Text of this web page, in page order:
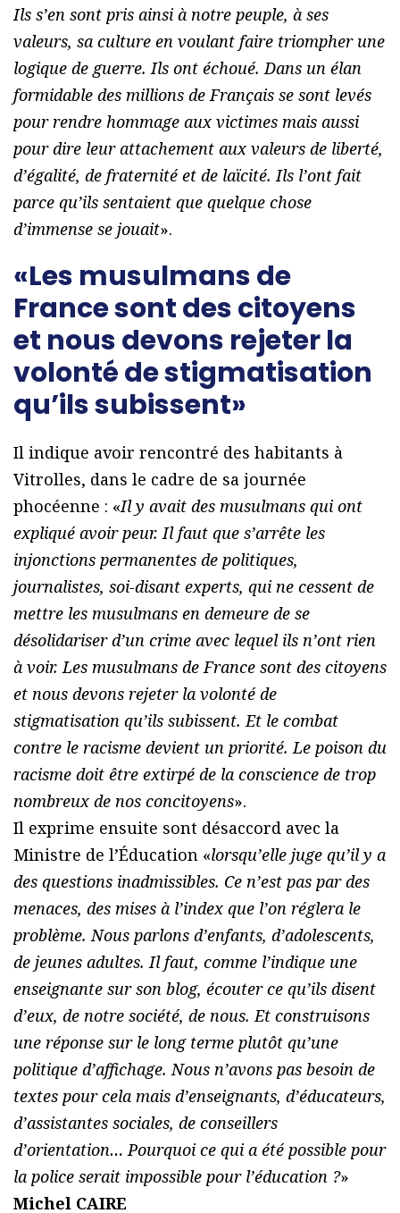
Ils s’en sont pris ainsi à notre peuple, à ses
valeurs, sa culture en voulant faire triompher une
logique de guerre. Ils ont échoué. Dans un élan
formidable des millions de Français se sont levés
pour rendre hommage aux victimes mais aussi
pour dire leur attachement aux valeurs de liberté,
d’égalité, de fraternité et de laïcité. Ils l’ont fait
parce qu’ils sentaient que quelque chose
d’immense se jouait».
«Les musulmans de
France sont des citoyens
et nous devons rejeter la
volonté de stigmatisation
qu’ils subissent»
Il indique avoir rencontré des habitants à
Vitrolles, dans le cadre de sa journée
phocéenne : «Il y avait des musulmans qui ont
expliqué avoir peur. Il faut que s’arrête les
injonctions permanentes de politiques,
journalistes, soi-disant experts, qui ne cessent de
mettre les musulmans en demeure de se
désolidariser d’un crime avec lequel ils n’ont rien
à voir. Les musulmans de France sont des citoyens
et nous devons rejeter la volonté de
stigmatisation qu’ils subissent. Et le combat
contre le racisme devient un priorité. Le poison du
racisme doit être extirpé de la conscience de trop
nombreux de nos concitoyens».
Il exprime ensuite sont désaccord avec la
Ministre de l’Éducation «lorsqu’elle juge qu’il y a
des questions inadmissibles. Ce n’est pas par des
menaces, des mises à l’index que l’on réglera le
problème. Nous parlons d’enfants, d’adolescents,
de jeunes adultes. Il faut, comme l’indique une
enseignante sur son blog, écouter ce qu’ils disent
d’eux, de notre société, de nous. Et construisons
une réponse sur le long terme plutôt qu’une
politique d’affichage. Nous n’avons pas besoin de
textes pour cela mais d’enseignants, d’éducateurs,
d’assistantes sociales, de conseillers
d’orientation… Pourquoi ce qui a été possible pour
la police serait impossible pour l’éducation ?»
Michel CAIRE